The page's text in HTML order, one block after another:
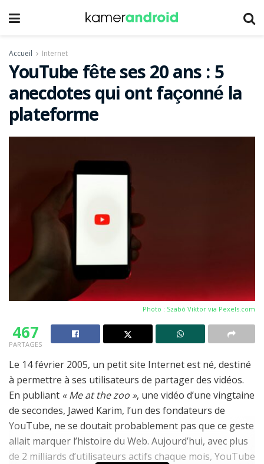
Accueil Internet
YouTube fête ses 20 ans : 5
anecdotes qui ont façonné la
plateforme
Photo : Szabó Viktor via Pexels.com
467
PARTAGES
Le 14 février 2005, un petit site Internet est né, destiné
à permettre à ses utilisateurs de partager des vidéos.
En publiant « Me at the zoo », une vidéo d’une vingtaine
de secondes, Jawed Karim, l’un des fondateurs de
YouTube, ne se doutait probablement pas que ce geste
allait marquer l’histoire du Web. Aujourd’hui, avec plus
de 2 milliards d’utilisateurs actifs chaque mois, YouTube